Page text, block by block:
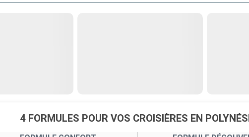
4 FORMULES POUR VOS CROISIÈRES EN